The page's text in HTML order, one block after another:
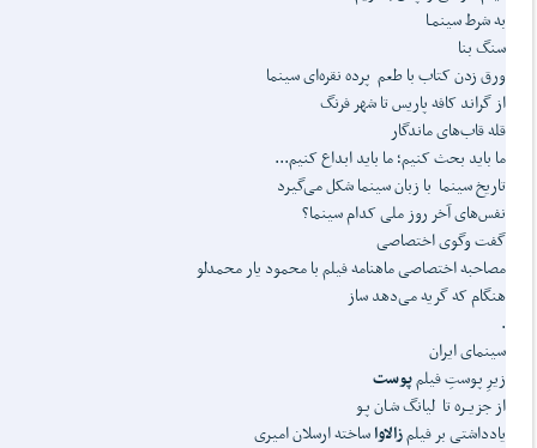
به شرط سینمـا
سنگ بنا
ورق زدن کتاب با طعم پرده نقره‌ای سینما
از گراند کافه پاریس تا شهر فرنگ
قله قاب‌های ماندگار
ما باید بحث کنیم؛ ما باید ابداع کنیم...
تاریخ سینما با زبان سینما شکل می‌گیرد
نفس‌های آخر روز ملی کدام سینما؟
گفت وگوی اختصاصی
مصاحبه اختصاصی ماهنامه فیلم با محمود یار محمدلو
هنگام که گریه می‌دهد ساز
.
سینمای ایران
زیرِ پوستِ فیلمپوست
از جزیــره تا لیانگ شـان پـو
یادداشتی بر فیلمزالاواساخته ارسلان امیری